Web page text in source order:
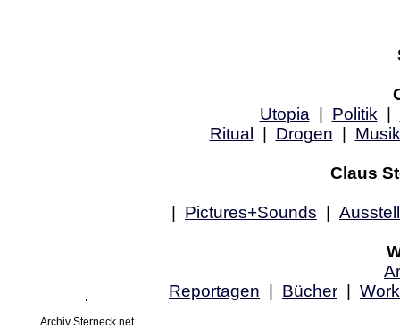
Utopia
Politik
Ritual
Drogen Musik
Claus
Pictures+Sounds
Reportagen
Bücher
Archiv Sterneck.net